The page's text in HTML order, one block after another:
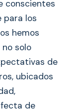
conscientes
para los
hemos
solo
de
ubicados
de